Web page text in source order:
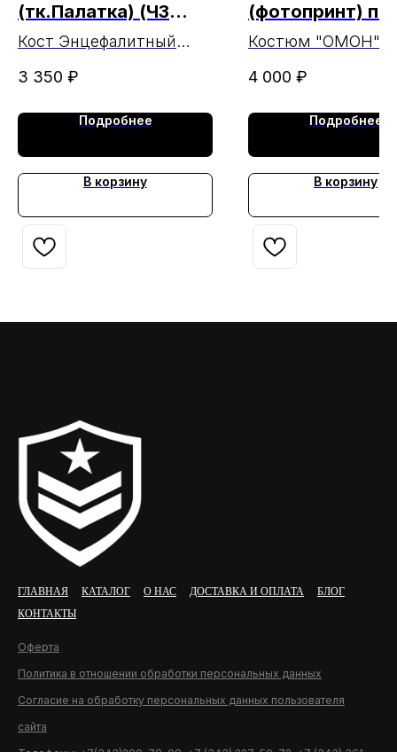
(тк.Палатка) (ЧЗ
25.06.24)
Кост Энцефалитный
(тк.Палатка)
3 350 ₽
Подробнее
В корзину
(фотопринт)
на липе МАРКА
Костюм "ОМОН"
(фотопринт)
4 000 ₽
Подробнее
В корзину
ГЛАВНАЯ КАТАЛОГ О НАС ДОСТАВКА И ОПЛАТА
БЛОГ
КОНТАКТЫ
Оферта
Политика в отношении обработки персональных данных
Согласие на обработку персональных данных пользователя
сайта